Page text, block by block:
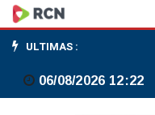
Pagamento
automático
de
ULTIMAS :
06/08/2026 12:22